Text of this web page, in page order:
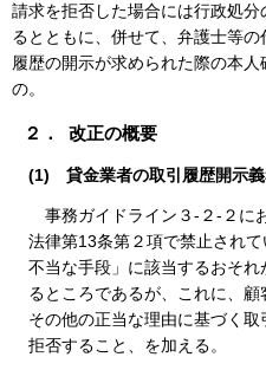
請求を拒否した場合には行政処
るとともに、併せて、弁護士等の
履歴の開示が求められた際の本
の。
２． 改正の概要
(1) 貸金業者の取引履歴開示
事務ガイドライン３-２-２に
法律第13条第２項で禁止され
不当な手段」に該当するおそ
るところであるが、これに、
その他の正当な理由に基づく
拒否すること、を加える。